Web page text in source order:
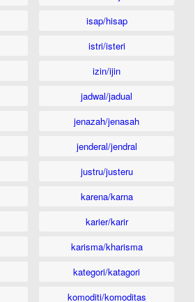
isap/hisap
istri/isteri
izin/ijin
jadwal/jadual
jenazah/jenasah
jenderal/jendral
justru/justeru
karena/karna
karier/karir
karisma/kharisma
kategori/katagori
komoditi/komoditas